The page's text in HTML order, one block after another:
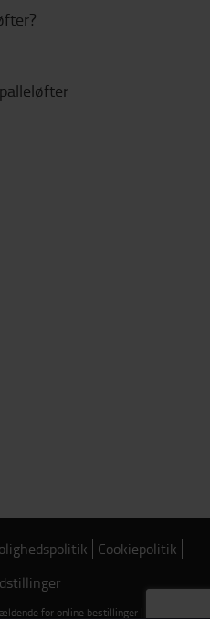
Cookiepolitik
for online bestillinger | Copyright